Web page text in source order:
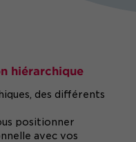
hiérarchique
des différents
positionner
avec vos